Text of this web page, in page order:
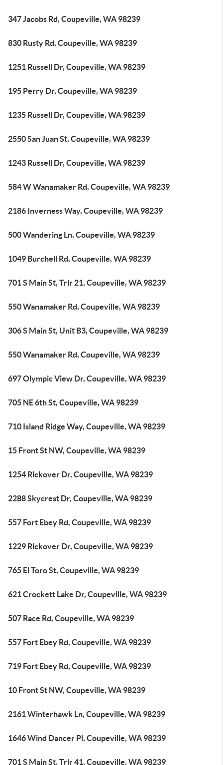
347 Jacobs Rd, Coupeville, WA 98239
830 Rusty Rd, Coupeville, WA 98239
1251 Russell Dr, Coupeville, WA 98239
195 Perry Dr, Coupeville, WA 98239
1235 Russell Dr, Coupeville, WA 98239
2550 San Juan St, Coupeville, WA 98239
1243 Russell Dr, Coupeville, WA 98239
584 W Wanamaker Rd, Coupeville, WA 98239
2186 Inverness Way, Coupeville, WA 98239
500 Wandering Ln, Coupeville, WA 98239
1049 Burchell Rd, Coupeville, WA 98239
701 S Main St, Trlr 21, Coupeville, WA 98239
550 Wanamaker Rd, Coupeville, WA 98239
306 S Main St, Unit B3, Coupeville, WA 98239
550 Wanamaker Rd, Coupeville, WA 98239
697 Olympic View Dr, Coupeville, WA 98239
705 NE 6th St, Coupeville, WA 98239
710 Island Ridge Way, Coupeville, WA 98239
15 Front St NW, Coupeville, WA 98239
1254 Rickover Dr, Coupeville, WA 98239
2288 Skycrest Dr, Coupeville, WA 98239
557 Fort Ebey Rd, Coupeville, WA 98239
1229 Rickover Dr, Coupeville, WA 98239
765 El Toro St, Coupeville, WA 98239
621 Crockett Lake Dr, Coupeville, WA 98239
507 Race Rd, Coupeville, WA 98239
557 Fort Ebey Rd, Coupeville, WA 98239
719 Fort Ebey Rd, Coupeville, WA 98239
10 Front St NW, Coupeville, WA 98239
2161 Winterhawk Ln, Coupeville, WA 98239
1646 Wind Dancer Pl, Coupeville, WA 98239
701 S Main St, Trlr 41, Coupeville, WA 98239